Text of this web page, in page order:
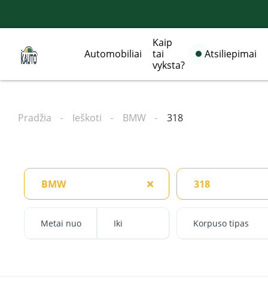
Automobiliai
Kaip
tai
vyksta?
Atsiliepimai
Pradžia Ieškoti BMW 318
BMW 318